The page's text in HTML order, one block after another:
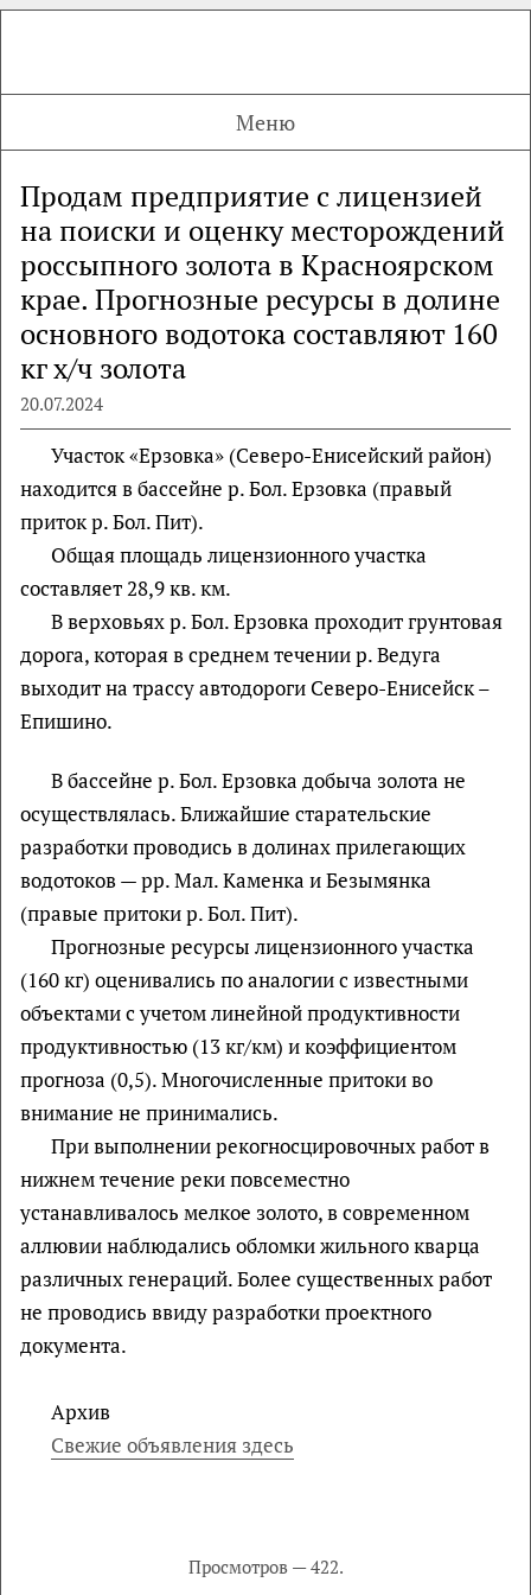
Меню
Продам предприятие с лицензией
на поиски и оценку месторождений
россыпного золота в Красноярском
крае. Прогнозные ресурсы в долине
основного водотока составляют 160
кг х/ч золота
20.07.2024
Участок «Ерзовка» (Северо-Енисейский район)
находится в бассейне р. Бол. Ерзовка (правый
приток р. Бол. Пит).
Общая площадь лицензионного участка
составляет 28,9 кв. км.
В верховьях р. Бол. Ерзовка проходит грунтовая
дорога, которая в среднем течении р. Ведуга
выходит на трассу автодороги Северо-Енисейск –
Епишино.
В бассейне р. Бол. Ерзовка добыча золота не
осуществлялась. Ближайшие старательские
разработки проводись в долинах прилегающих
водотоков — рр. Мал. Каменка и Безымянка
(правые притоки р. Бол. Пит).
Прогнозные ресурсы лицензионного участка
(160 кг) оценивались по аналогии с известными
объектами с учетом линейной продуктивности
продуктивностью (13 кг/км) и коэффициентом
прогноза (0,5). Многочисленные притоки во
внимание не принимались.
При выполнении рекогносцировочных работ в
нижнем течение реки повсеместно
устанавливалось мелкое золото, в современном
аллювии наблюдались обломки жильного кварца
различных генераций. Более существенных работ
не проводись ввиду разработки проектного
документа.
Архив
Свежие объявления здесь
Просмотров — 422.